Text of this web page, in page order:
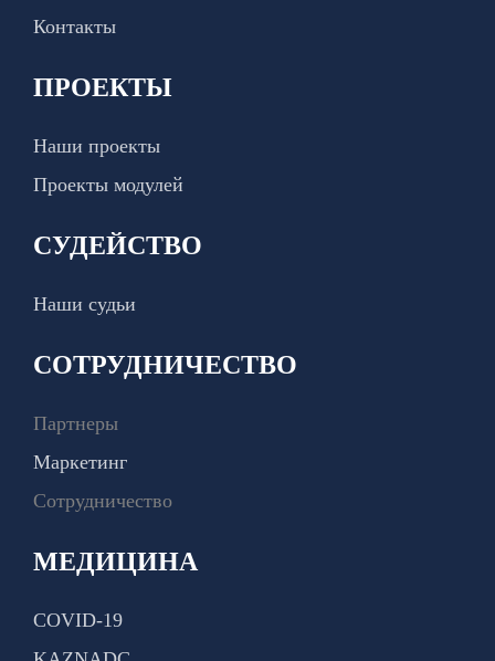
Контакты
ПРОЕКТЫ
Наши проекты
Проекты модулей
СУДЕЙСТВО
Наши судьи
СОТРУДНИЧЕСТВО
Партнеры
Маркетинг
Сотрудничество
МЕДИЦИНА
COVID-19